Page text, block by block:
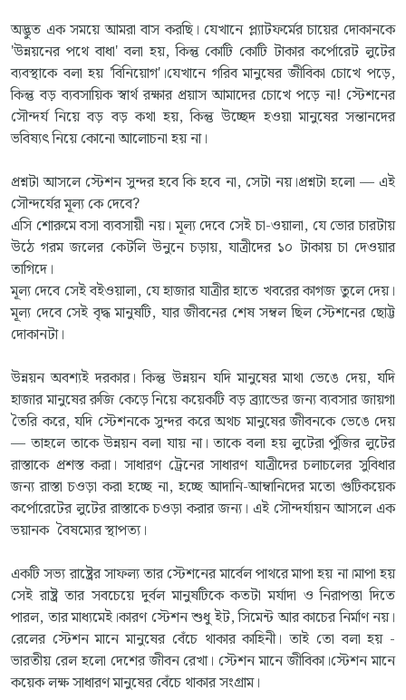
অদ্ভুত এক সময়ে আমরা বাস করছি। যেখানে প্ল্যাটফর্মের চায়ের দোকানকে
'উন্নয়নের পথে বাধা' বলা হয়, কিন্তু কোটি কোটি টাকার কর্পোরেট লুটের
ব্যবস্থাকে বলা হয় 'বিনিয়োগ'।যেখানে গরিব মানুষের জীবিকা চোখে পড়ে,
কিন্তু বড় ব্যবসায়িক স্বার্থ রক্ষার প্রয়াস আমাদের চোখে পড়ে না! স্টেশনের
সৌন্দর্য নিয়ে বড় বড় কথা হয়, কিন্তু উচ্ছেদ হওয়া মানুষের সন্তানদের
ভবিষ্যৎ নিয়ে কোনো আলোচনা হয় না।
প্রশ্নটা আসলে স্টেশন সুন্দর হবে কি হবে না, সেটা নয়।প্রশ্নটা হলো — এই
সৌন্দর্যের মূল্য কে দেবে?
এসি শোরুমে বসা ব্যবসায়ী নয়। মূল্য দেবে সেই চা-ওয়ালা, যে ভোর চারটায়
উঠে গরম জলের কেটলি উনুনে চড়ায়, যাত্রীদের ১০ টাকায় চা দেওয়ার
তাগিদে।
মূল্য দেবে সেই বইওয়ালা, যে হাজার যাত্রীর হাতে খবরের কাগজ তুলে দেয়।
মূল্য দেবে সেই বৃদ্ধ মানুষটি, যার জীবনের শেষ সম্বল ছিল স্টেশনের ছোট্ট
দোকানটা।
উন্নয়ন অবশ্যই দরকার। কিন্তু উন্নয়ন যদি মানুষের মাথা ভেঙে দেয়, যদি
হাজার মানুষের রুজি কেড়ে নিয়ে কয়েকটি বড় ব্র্যান্ডের জন্য ব্যবসার জায়গা
তৈরি করে, যদি স্টেশনকে সুন্দর করে অথচ মানুষের জীবনকে ভেঙে দেয়
— তাহলে তাকে উন্নয়ন বলা যায় না। তাকে বলা হয় লুটেরা পুঁজির লুটের
রাস্তাকে প্রশস্ত করা। সাধারণ ট্রেনের সাধারণ যাত্রীদের চলাচলের সুবিধার
জন্য রাস্তা চওড়া করা হচ্ছে না, হচ্ছে আদানি-আম্বানিদের মতো গুটিকয়েক
কর্পোরেটের লুটের রাস্তাকে চওড়া করার জন্য। এই সৌন্দর্যায়ন আসলে এক
ভয়ানক বৈষম্যের স্থাপত্য।
একটি সভ্য রাষ্ট্রের সাফল্য তার স্টেশনের মার্বেল পাথরে মাপা হয় না।মাপা হয়
সেই রাষ্ট্র তার সবচেয়ে দুর্বল মানুষটিকে কতটা মর্যাদা ও নিরাপত্তা দিতে
পারল, তার মাধ্যমেই।কারণ স্টেশন শুধু ইট, সিমেন্ট আর কাচের নির্মাণ নয়।
রেলের স্টেশন মানে মানুষের বেঁচে থাকার কাহিনী। তাই তো বলা হয় -
ভারতীয় রেল হলো দেশের জীবন রেখা। স্টেশন মানে জীবিকা।স্টেশন মানে
কয়েক লক্ষ সাধারণ মানুষের বেঁচে থাকার সংগ্রাম।